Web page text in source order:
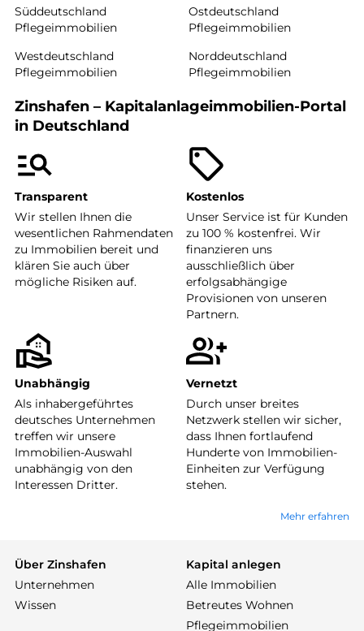
Süddeutschland
Pflegeimmobilien
Ostdeutschland
Pflegeimmobilien
Westdeutschland
Pflegeimmobilien
Norddeutschland
Pflegeimmobilien
Zinshafen – Kapitalanlageimmobilien-Portal
in Deutschland
Transparent
Wir stellen Ihnen die
wesentlichen Rahmendaten
zu Immobilien bereit und
klären Sie auch über
mögliche Risiken auf.
Kostenlos
Unser Service ist für Kunden
zu 100 % kostenfrei. Wir
finanzieren uns
ausschließlich über
erfolgsabhängige
Provisionen von unseren
Partnern.
Unabhängig
Als inhabergeführtes
deutsches Unternehmen
treffen wir unsere
Immobilien-Auswahl
unabhängig von den
Interessen Dritter.
Vernetzt
Durch unser breites
Netzwerk stellen wir sicher,
dass Ihnen fortlaufend
Hunderte von Immobilien-
Einheiten zur Verfügung
stehen.
Mehr erfahren
Über Zinshafen
Unternehmen
Wissen
Kapital anlegen
Alle Immobilien
Betreutes Wohnen
Pflegeimmobilien